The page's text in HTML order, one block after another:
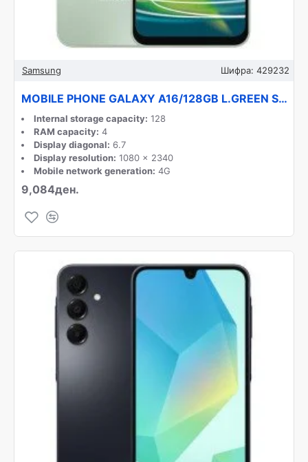
Samsung Шифра: 429232
MOBILE PHONE GALAXY A16/128GB L.GREEN SM-A165F SAMSUNG
Internal storage capacity: 128
RAM capacity: 4
Display diagonal: 6.7
Display resolution: 1080 x 2340
Mobile network generation: 4G
9,084ден.